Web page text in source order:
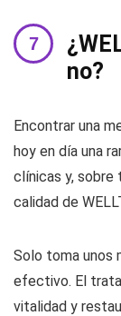
no?
Encontrar una
hoy en día una
clínicas y, sobre
calidad de
Solo toma unos
efectivo. El
vitalidad y